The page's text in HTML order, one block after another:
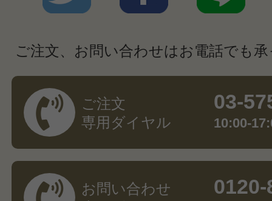
ご注文、お問い合わせはお電話でも
ご注文
専用ダイヤル
03-
10:00-
お問い合わせ